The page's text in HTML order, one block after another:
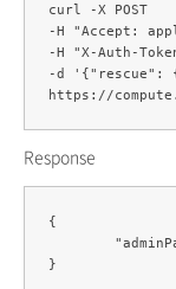
curl -X POST
-H "Accept:
-H "X-Auth-
-d '{"rescue":
https://
Response
{